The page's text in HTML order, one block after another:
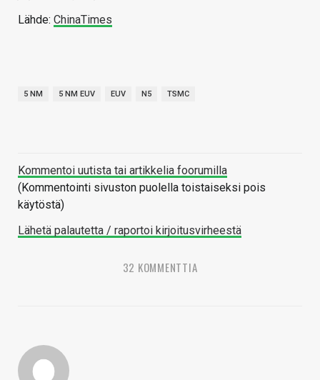
Lähde: ChinaTimes
5 NM 5 NM EUV EUV N5 TSMC
Kommentoi uutista tai artikkelia foorumilla
(Kommentointi sivuston puolella toistaiseksi pois
käytöstä)
Lähetä palautetta / raportoi kirjoitusvirheestä
32 KOMMENTTIA